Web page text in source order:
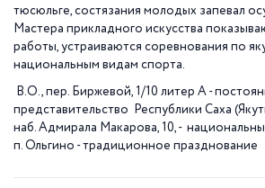
тюсюльге, состязания молодых запевал
Мастера прикладного искусства
работы, устраиваются соревнования по
национальным видам спорта.
В.О., пер. Биржевой, 1/10 литер А -
представительство Республики Саха
наб. Адмирала Макарова, 10, -
п. Ольгино - традиционное празднование